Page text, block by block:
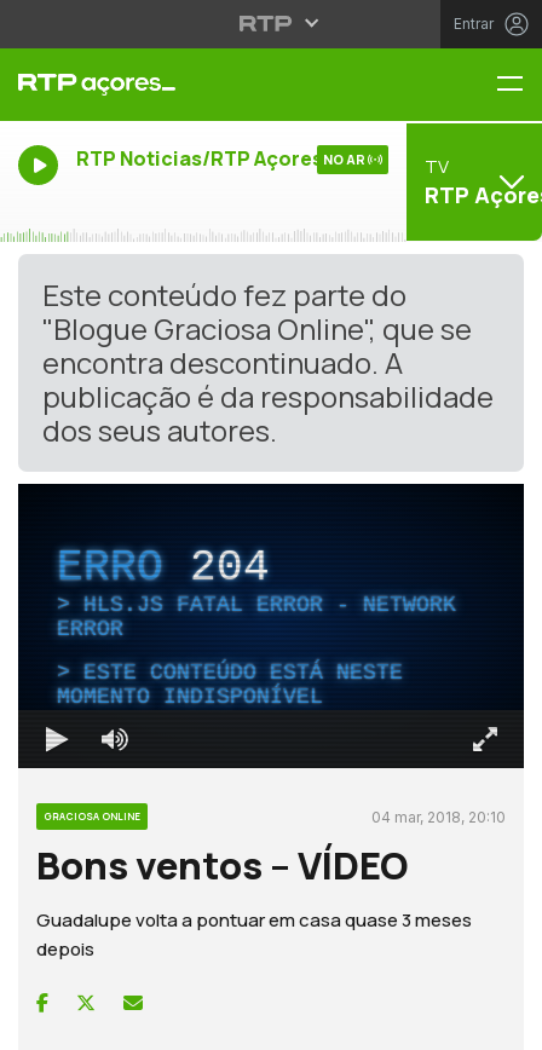
Entrar
RTP Noticias/RTP Açores NO AR TV
RTP
Este conteúdo fez parte do
"Blogue Graciosa Online", que se
encontra descontinuado. A
publicação é da responsabilidade
dos seus autores.
ERRO204
HLS.JS FATAL ERROR - NETWORK
ERROR
ESTE CONTEÚDO ESTÁ NESTE
MOMENTO INDISPONÍVEL
GRACIOSA ONLINE 04 mar, 2018, 20:10
Bons ventos – VÍDEO
Guadalupe volta a pontuar em casa quase 3 meses
depois